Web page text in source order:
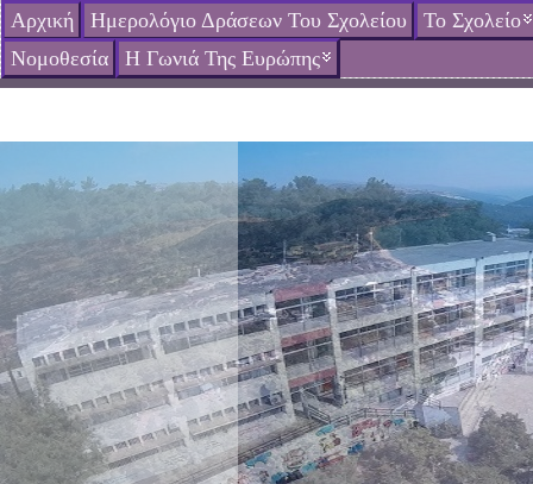
Αρχική Ημερολόγιο Δράσεων Του Σχολείου
Το Σχολείο
Νομοθεσία
Η Γωνιά Της Ευρώπης